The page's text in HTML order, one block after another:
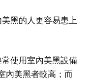
黑的人更容易患上
使用室內美黑設備
內美黑者較高；而